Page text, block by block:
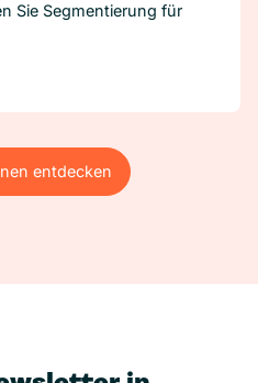
Sie Segmentierung für
entdecken
entdecken